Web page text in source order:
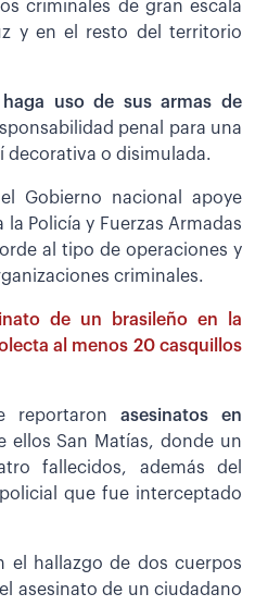
criminales de gran escala
y en el resto del territorio
uso de sus armas de
penal para una
decorativa o disimulada.
Gobierno nacional apoye
Policía y Fuerzas Armadas
al tipo de operaciones y
criminales.
de un brasileño en la
al menos 20 casquillos
reportaron asesinatos en
ellos San Matías, donde un
fallecidos, además del
que fue interceptado
el hallazgo de dos cuerpos
asesinato de un ciudadano